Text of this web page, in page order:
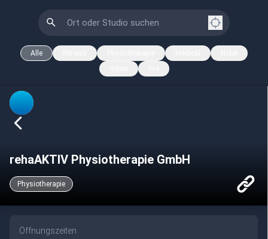
Alle
rehaAKTIV Physiotherapie GmbH
Physiotherapie
Öffnungszeiten